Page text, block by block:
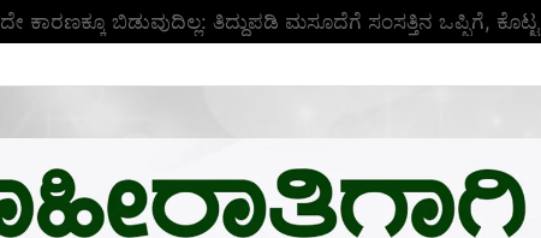
ಕಾರಣಕ್ಕೂ ಬಿಡುವುದಿಲ್ಲ: ತಿದ್ದುಪಡಿ ಮಸೂದೆಗೆ ಸಂಸತ್ತಿನ ಒಪ್ಪಿಗೆ,